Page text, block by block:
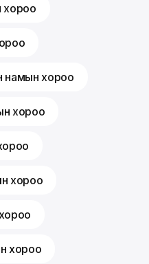
хороо
намын хороо
хороо
хороо
хороо